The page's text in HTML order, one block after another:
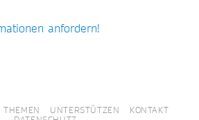
anfordern!
THEMEN UNTERSTÜTZEN
KONTAKT